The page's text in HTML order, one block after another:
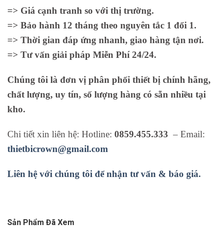
=> Giá cạnh tranh so với thị trường.
=> Bảo hành 12 tháng theo nguyên tắc 1 đổi 1.
=> Thời gian đáp ứng nhanh, giao hàng tận nơi.
=> Tư vấn giải pháp Miễn Phí 24/24.
Chúng tôi là đơn vị phân phối thiết bị chính hãng,
chất lượng, uy tín, số lượng hàng có sẵn nhiều tại
kho.
Chi tiết xin liên hệ: Hotline: 0859.455.333 – Email:
thietbicrown@gmail.com
Liên hệ với chúng tôi để nhận tư vấn & báo giá.
Sản Phẩm Đã Xem